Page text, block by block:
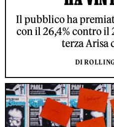
Il pubblico ha
con il 26,4% contro il
terza Arisa
DI